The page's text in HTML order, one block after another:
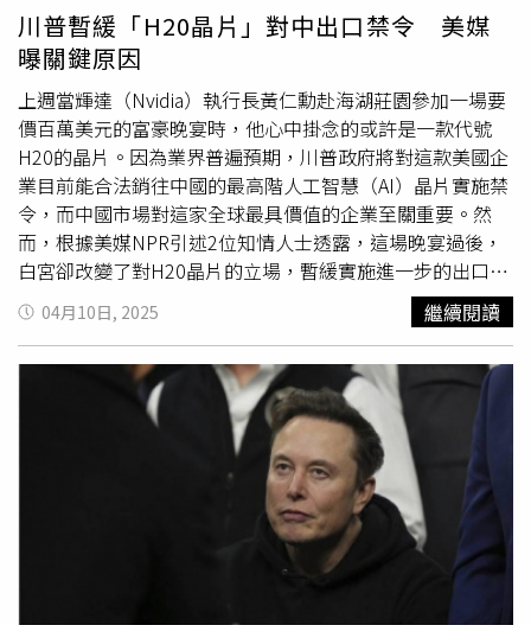
謝新竹市體育會射箭委員會及各級學校推動射箭教育的努
力，將新竹市打造成為培育國內優秀射箭選手的搖籃，對於
此次富禮射箭隊2名少年國手在U15世界中學運動會表現優
異為國爭光，表示高度讚許並給予極大的肯定，富禮射箭優
質成績一棒接一棒，可預期未來更多亮麗表現。代理市長邱
臣遠則表示，富禮射箭隊創下成隊以來U15世中運的最佳成
績，是台灣之光也是新竹之光。富禮射箭自2016里約奧運
女團銅牌，接續世錦賽、世青賽等都奪得優異成績成就新竹
的榮耀，射箭項目是新竹市的體育推動重點，此次恭喜代表
隊及2位新竹少年國手榮獲佳績，竹市以他們為榮。教育處
補充，今年是中華代表隊第2次組團參加世界中學生U15運
動會，此次共計有射箭、田徑、羽球、拳擊、霹靂舞、競技
體操、空手道、柔道、游泳、桌球、網球、跆拳道等12個運
動種類，75位選手及28位教練，共133位團員出征。
川普暫緩「H20晶片」對中出口禁令 美媒
曝關鍵原因
上週當輝達（Nvidia）執行長黃仁勳赴海湖莊園參加一場要
價百萬美元的富豪晚宴時，他心中掛念的或許是一款代號
H20的晶片。因為業界普遍預期，川普政府將對這款美國企
業目前能合法銷往中國的最高階人工智慧（AI）晶片實施禁
令，而中國市場對這家全球最具價值的企業至關重要。然
而，根據美媒NPR引述2位知情人士透露，這場晚宴過後，
白宮卻改變了對H20晶片的立場，暫緩實施進一步的出口限
制。這2位未獲授權公開發言的訊息人士指出，這項針對
H20的管制措施已籌劃數月，原定本週就會生效，而白宮態
近來美國國會議員不斷施壓川普政府，要求加強對AI尖端技
術的出口管制。今年2月，中國深度求索公司
（DeepSeek）推出震驚全球的突破性AI聊天機器人後，民
主黨參議員沃倫（Elizabeth Warren）與共和黨參議員霍利
（Josh Hawley）便聯名呼籲對H20晶片實施出口管制。塔
夫茨大學歷史學教授兼半導體專家米勒（Chris Miller）分
析，川普政府允許中國企業繼續採購H20晶片，對中國而言
是重大勝利，「雖然這些晶片經過性能降級以符合對中銷售
04月10日, 2025 繼續閱讀